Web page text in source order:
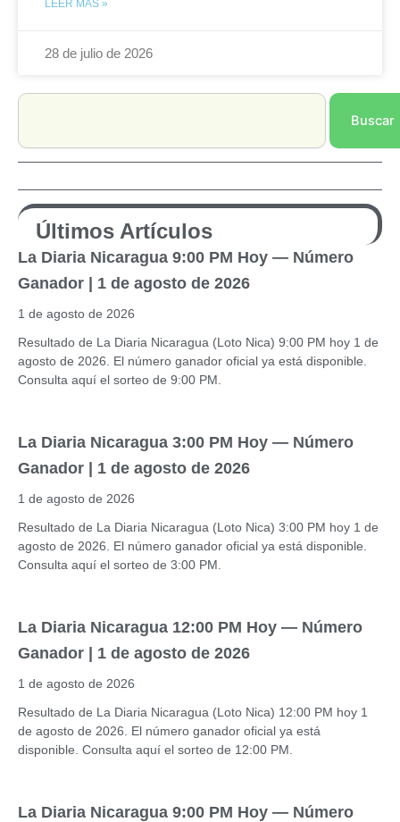
LEER MÁS »
28 de julio de 2026
Search
Buscar
Últimos Artículos
La Diaria Nicaragua 9:00 PM Hoy — Número
Ganador | 1 de agosto de 2026
1 de agosto de 2026
Resultado de La Diaria Nicaragua (Loto Nica) 9:00 PM hoy 1 de
agosto de 2026. El número ganador oficial ya está disponible.
Consulta aquí el sorteo de 9:00 PM.
La Diaria Nicaragua 3:00 PM Hoy — Número
Ganador | 1 de agosto de 2026
1 de agosto de 2026
Resultado de La Diaria Nicaragua (Loto Nica) 3:00 PM hoy 1 de
agosto de 2026. El número ganador oficial ya está disponible.
Consulta aquí el sorteo de 3:00 PM.
La Diaria Nicaragua 12:00 PM Hoy — Número
Ganador | 1 de agosto de 2026
1 de agosto de 2026
Resultado de La Diaria Nicaragua (Loto Nica) 12:00 PM hoy 1
de agosto de 2026. El número ganador oficial ya está
disponible. Consulta aquí el sorteo de 12:00 PM.
La Diaria Nicaragua 9:00 PM Hoy — Número